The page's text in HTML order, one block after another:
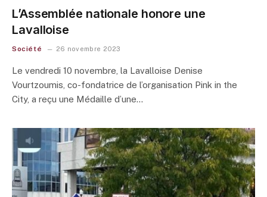
L’Assemblée nationale honore une
Lavalloise
Société 26 novembre 2023
Le vendredi 10 novembre, la Lavalloise Denise
Vourtzoumis, co-fondatrice de l’organisation Pink in the
City, a reçu une Médaille d’une…